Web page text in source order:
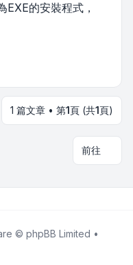
EXE的安裝程式，
1 篇文章 • 第1頁 (共1頁)
前往
© phpBB Limited •